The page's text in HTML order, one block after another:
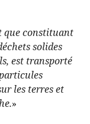
que constituant
solides
est transporté
les terres et
»